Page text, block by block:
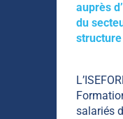
auprès
du
salariés